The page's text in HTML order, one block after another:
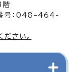
号：048-464-
さい。